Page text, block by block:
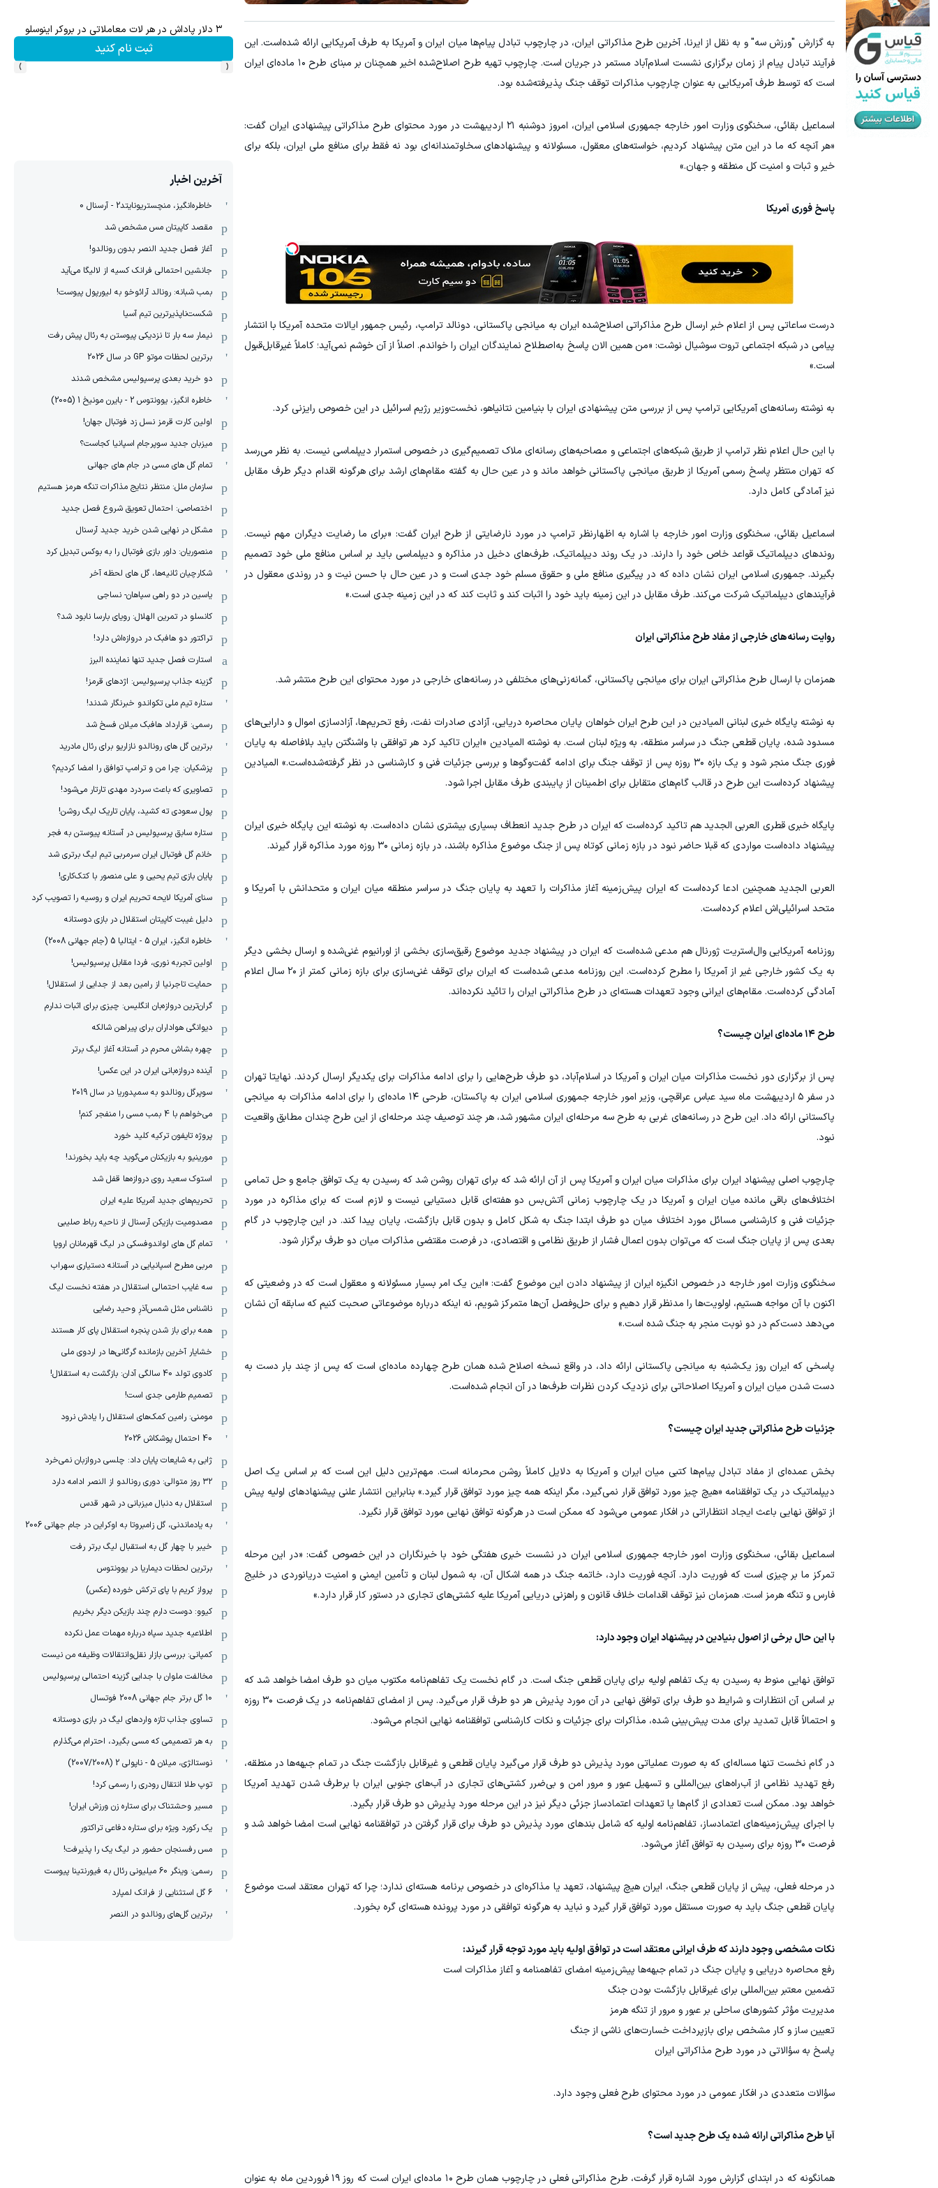
به گزارش "ورزش سه" و به نقل از ایرنا، آخرین طرح مذاکراتی ایران، در چارچوب تبادل پیام‌ها میان ایران و آمریکا به طرف آمریکایی ارائه شده‌است. این
فرآیند تبادل پیام از زمان برگزاری نشست اسلام‌آباد مستمر در جریان است. چارچوب تهیه طرح اصلاح‌شده اخیر همچنان بر مبنای طرح ۱۰ ماده‌ای ایران
است که توسط طرف آمریکایی به عنوان چارچوب مذاکرات توقف جنگ پذیرفته‌شده بود.
اسماعیل بقائی، سخنگوی وزارت امور خارجه جمهوری اسلامی ایران، امروز دوشنبه ۲۱ اردیبهشت در مورد محتوای طرح مذاکراتی پیشنهادی ایران گفت:
«هر آنچه که ما در این متن پیشنهاد کردیم، خواسته‌های معقول، مسئولانه و پیشنهادهای سخاوتمندانه‌ای بود نه فقط برای منافع ملی ایران، بلکه برای
خیر و ثبات و امنیت کل منطقه و جهان.»
پاسخ فوری آمریکا
درست ساعاتی پس از اعلام خبر ارسال طرح مذاکراتی اصلاح‌شده ایران به میانجی پاکستانی، دونالد ترامپ، رئیس جمهور ایالات متحده آمریکا با انتشار
پیامی در شبکه اجتماعی تروت سوشیال نوشت: «من همین الان پاسخ به‌اصطلاح نمایندگان ایران را خواندم. اصلاً از آن خوشم نمی‌آید؛ کاملاً غیرقابل‌قبول
است.»
به نوشته رسانه‌های آمریکایی ترامپ پس از بررسی متن پیشنهادی ایران با بنیامین نتانیاهو، نخست‌وزیر رژیم اسرائیل در این خصوص رایزنی کرد.
با این حال اعلام نظر ترامپ از طریق شبکه‌های اجتماعی و مصاحبه‌های رسانه‌ای ملاک تصمیم‌گیری در خصوص استمرار دیپلماسی نیست. به نظر می‌رسد
که تهران منتظر پاسخ رسمی آمریکا از طریق میانجی پاکستانی خواهد ماند و در عین حال به گفته مقام‌های ارشد برای هرگونه اقدام دیگر طرف مقابل
نیز آمادگی کامل دارد.
اسماعیل بقائی، سخنگوی وزارت امور خارجه با اشاره به اظهارنظر ترامپ در مورد نارضایتی از طرح ایران گفت: «برای ما رضایت دیگران مهم نیست.
روندهای دیپلماتیک قواعد خاص خود را دارند. در یک روند دیپلماتیک، طرف‌های دخیل در مذاکره و دیپلماسی باید بر اساس منافع ملی خود تصمیم
بگیرند. جمهوری اسلامی ایران نشان داده که در پیگیری منافع ملی و حقوق مسلم خود جدی است و در عین حال با حسن نیت و در روندی معقول در
فرآیندهای دیپلماتیک شرکت می‌کند. طرف مقابل در این زمینه باید خود را اثبات کند و ثابت کند که در این زمینه جدی است.»
روایت رسانه‌های خارجی از مفاد طرح مذاکراتی ایران
همزمان با ارسال طرح مذاکراتی ایران برای میانجی پاکستانی، گمانه‌زنی‌های مختلفی در رسانه‌های خارجی در مورد محتوای این طرح منتشر شد.
به نوشته پایگاه خبری لبنانی المیادین در این طرح ایران خواهان پایان محاصره دریایی، آزادی صادرات نفت، رفع تحریم‌ها، آزادسازی اموال و دارایی‌های
مسدود شده، پایان قطعی جنگ در سراسر منطقه، به ویژه لبنان است. به نوشته المیادین «ایران تاکید کرد هر توافقی با واشنگتن باید بلافاصله به پایان
فوری جنگ منجر شود و یک بازه ۳۰ روزه پس از توقف جنگ برای ادامه گفت‌وگوها و بررسی جزئیات فنی و کارشناسی در نظر گرفته‌شده‌است.» المیادین
پیشنهاد کرده‌است این طرح در قالب گام‌های متقابل برای اطمینان از پایبندی طرف مقابل اجرا شود.
پایگاه خبری قطری العربی الجدید هم تاکید کرده‌است که ایران در طرح جدید انعطاف بسیاری بیشتری نشان داده‌است. به نوشته این پایگاه خبری ایران
پیشنهاد داده‌است مواردی که قبلا حاضر نبود در بازه زمانی کوتاه پس از جنگ موضوع مذاکره باشند، در بازه زمانی ۳۰ روزه مورد مذاکره قرار گیرند.
العربی الجدید همچنین ادعا کرده‌است که ایران پیش‌زمینه آغاز مذاکرات را تعهد به پایان جنگ در سراسر منطقه میان ایران و متحدانش با آمریکا و
متحد اسرائیلی‌اش اعلام کرده‌است.
روزنامه آمریکایی وال‌استریت ژورنال هم مدعی شده‌است که ایران در پیشنهاد جدید موضوع رقیق‌سازی بخشی از اورانیوم غنی‌شده و ارسال بخشی دیگر
به یک کشور خارجی غیر از آمریکا را مطرح کرده‌است. این روزنامه مدعی شده‌است که ایران برای توقف غنی‌سازی برای بازه زمانی کمتر از ۲۰ سال اعلام
آمادگی کرده‌است. مقام‌های ایرانی وجود تعهدات هسته‌ای در طرح مذاکراتی ایران را تائید نکرده‌اند.
طرح ۱۴ ماده‌ای ایران چیست؟
پس از برگزاری دور نخست مذاکرات میان ایران و آمریکا در اسلام‌آباد، دو طرف طرح‌هایی را برای ادامه مذاکرات برای یکدیگر ارسال کردند. نهایتا تهران
در سفر ۵ اردیبهشت ماه سید عباس عراقچی، وزیر امور خارجه جمهوری اسلامی ایران به پاکستان، طرحی ۱۴ ماده‌ای را برای ادامه مذاکرات به میانجی
پاکستانی ارائه داد. این طرح در رسانه‌های غربی به طرح سه مرحله‌ای ایران مشهور شد، هر چند توصیف چند مرحله‌ای از این طرح چندان مطابق واقعیت
نبود.
چارچوب اصلی پیشنهاد ایران برای مذاکرات میان ایران و آمریکا پس از آن ارائه شد که برای تهران روشن شد که رسیدن به یک توافق جامع و حل تمامی
اختلاف‌های باقی مانده میان ایران و آمریکا در یک چارچوب زمانی آتش‌بس دو هفته‌ای قابل دستیابی نیست و لازم است که برای مذاکره در مورد
جزئیات فنی و کارشناسی مسائل مورد اختلاف میان دو طرف ابتدا جنگ به شکل کامل و بدون قابل بازگشت، پایان پیدا کند. در این چارچوب در گام
بعدی پس از پایان جنگ است که می‌توان بدون اعمال فشار از طریق نظامی و اقتصادی، در فرصت مقتضی مذاکرات میان دو طرف برگزار شود.
سخنگوی وزارت امور خارجه در خصوص انگیزه ایران از پیشنهاد دادن این موضوع گفت: «این یک امر بسیار مسئولانه و معقول است که در وضعیتی که
اکنون با آن مواجه هستیم، اولویت‌ها را مدنظر قرار دهیم و برای حل‌وفصل آن‌ها متمرکز شویم، نه اینکه درباره موضوعاتی صحبت کنیم که سابقه آن نشان
می‌دهد دست‌کم در دو نوبت منجر به جنگ شده است.»
پاسخی که ایران روز یک‌شنبه به میانجی پاکستانی ارائه داد، در واقع نسخه اصلاح شده همان طرح چهارده ماده‌ای است که پس از چند بار دست به
دست شدن میان ایران و آمریکا اصلاحاتی برای نزدیک کردن نظرات طرف‌ها در آن انجام شده‌است.
جزئیات طرح مذاکراتی جدید ایران چیست؟
بخش عمده‌ای از مفاد تبادل پیام‌ها کتبی میان ایران و آمریکا به دلایل کاملاً روشن محرمانه است. مهم‌ترین دلیل این است که بر اساس یک اصل
دیپلماتیک در یک توافقنامه «هیچ چیز مورد توافق قرار نمی‌گیرد، مگر اینکه همه چیز مورد توافق قرار گیرد.» بنابراین انتشار علنی پیشنهادهای اولیه پیش
از توافق نهایی باعث ایجاد انتظاراتی در افکار عمومی می‌شود که ممکن است در هرگونه توافق نهایی مورد توافق قرار نگیرد.
اسماعیل بقائی، سخنگوی وزارت امور خارجه جمهوری اسلامی ایران در نشست خبری هفتگی خود با خبرنگاران در این خصوص گفت: «در این مرحله
تمرکز ما بر چیزی است که فوریت دارد. آنچه فوریت دارد، خاتمه جنگ در همه اشکال آن، به شمول لبنان و تأمین ایمنی و امنیت دریانوردی در خلیج
فارس و تنگه هرمز است. همزمان نیز توقف اقدامات خلاف قانون و راهزنی دریایی آمریکا علیه کشتی‌های تجاری در دستور کار قرار دارد.»
با این حال برخی از اصول بنیادین در پیشنهاد ایران وجود دارد:
توافق نهایی منوط به رسیدن به یک تفاهم اولیه برای پایان قطعی جنگ است. در گام نخست یک تفاهم‌نامه مکتوب میان دو طرف امضا خواهد شد که
بر اساس آن انتظارات و شرایط دو طرف برای توافق نهایی در آن مورد پذیرش هر دو طرف قرار می‌گیرد. پس از امضای تفاهم‌نامه در یک فرصت ۳۰ روزه
و احتمالاً قابل تمدید برای مدت پیش‌بینی شده، مذاکرات برای جزئیات و نکات کارشناسی توافقنامه نهایی انجام می‌شود.
در گام نخست تنها مساله‌ای که به صورت عملیاتی مورد پذیرش دو طرف قرار می‌گیرد پایان قطعی و غیرقابل بازگشت جنگ در تمام جبهه‌ها در منطقه،
رفع تهدید نظامی از آب‌راه‌های بین‌المللی و تسهیل عبور و مرور امن و بی‌ضرر کشتی‌های تجاری در آب‌های جنوبی ایران با برطرف شدن تهدید آمریکا
خواهد بود. ممکن است تعدادی از گام‌ها یا تعهدات اعتمادساز جزئی دیگر نیز در این مرحله مورد پذیرش دو طرف قرار بگیرد.
با اجرای پیش‌زمینه‌های اعتمادساز، تفاهم‌نامه اولیه که شامل بندهای مورد پذیرش دو طرف برای قرار گرفتن در توافقنامه نهایی است امضا خواهد شد و
فرصت ۳۰ روزه برای رسیدن به توافق آغاز می‌شود.
در مرحله فعلی، پیش از پایان قطعی جنگ، ایران هیچ پیشنهاد، تعهد یا مذاکره‌ای در خصوص برنامه هسته‌ای ندارد؛ چرا که تهران معتقد است موضوع
پایان قطعی جنگ باید به صورت مستقل مورد توافق قرار گیرد و نباید به هرگونه توافقی در مورد پرونده هسته‌ای گره بخورد.
نکات مشخصی وجود دارند که طرف ایرانی معتقد است در توافق اولیه باید مورد توجه قرار گیرند:
رفع محاصره دریایی و پایان جنگ در تمام جبهه‌ها پیش‌زمینه امضای تفاهمنامه و آغاز مذاکرات است
تضمین معتبر بین‌المللی برای غیرقابل بازگشت بودن جنگ
مدیریت مؤثر کشورهای ساحلی بر عبور و مرور از تنگه هرمز
تعیین ساز و کار مشخص برای بازپرداخت خسارت‌های ناشی از جنگ
پاسخ به سؤالاتی در مورد طرح مذاکراتی ایران
سؤالات متعددی در افکار عمومی در مورد محتوای طرح فعلی وجود دارد.
آیا طرح مذاکراتی ارائه شده یک طرح جدید است؟
همانگونه که در ابتدای گزارش مورد اشاره قرار گرفت، طرح مذاکراتی فعلی در چارچوب همان طرح ۱۰ ماده‌ای ایران است که روز ۱۹ فروردین ماه به عنوان
۳ دلار پاداش در هر لات معاملاتی در بروکر اینوسلو
ثبت نام کنید
‹
›
آخرین اخبار
خاطره‌انگیز، منچستریونایتد2 - آرسنال 0
مقصد کاپیتان مس مشخص شد
آغاز فصل جدید النصر بدون رونالدو!
جانشین احتمالی فرانک کسیه از لالیگا می‌آید
بمب شبانه: رونالد آرائوخو به لیورپول پیوست!
شکست‌ناپذیرترین تیم آسیا
نیمار سه بار تا نزدیکی پیوستن به رئال پیش رفت
برترین لحظات موتو GP در سال 2026
دو خرید بعدی پرسپولیس مشخص شدند
خاطره انگیز، یوونتوس 2 - بایرن مونیخ 1 (2005)
اولین کارت قرمز نسل زد فوتبال جهان!
میزبان جدید سوپرجام اسپانیا کجاست؟
تمام گل های مسی در جام های جهانی
سازمان ملل: منتظر نتایج مذاکرات تنگه هرمز هستیم
اختصاصی: احتمال تعویق شروع فصل جدید
مشکل در نهایی شدن خرید جدید آرسنال
منصوریان: داور بازی فوتبال را به بوکس تبدیل کرد
شکارچیان ثانیه‌ها، گل های لحظه آخر
یاسین در دو راهی سپاهان- نساجی
کانسلو در تمرین الهلال: رویای بارسا نابود شد؟
تراکتور دو هافبک در دروازه‌اش دارد!
استارت فصل جدید تنها نماینده البرز
گزینه جذاب پرسپولیس: اژدهای قرمز!
ستاره تیم ملی تکواندو خبرنگار شدند!
رسمی: قرارداد هافبک میلان فسخ شد
برترین گل های رونالدو نازاریو برای رئال مادرید
پزشکیان: چرا من و ترامپ توافق را امضا کردیم؟
تصاویری که باعث سردرد مهدی تارتار می‌شود!
پول سعودی ته کشید، پایان تاریک لیگ روشن!
ستاره سابق پرسپولیس در آستانه پیوستن به فجر
خانم گل فوتبال ایران سرمربی تیم لیگ برتری شد
پایان بازی تیم یحیی و علی منصور با کتک‌کاری!
سنای آمریکا لایحه تحریم ایران و روسیه را تصویب کرد
دلیل غیبت کاپیتان استقلال در بازی دوستانه
خاطره انگیز، ایران 5 - ایتالیا 5 (جام جهانی 2008)
اولین تجربه نوری، فردا مقابل پرسپولیس!
حمایت تاجرنیا از رامین بعد از جدایی از استقلال!
گران‌ترین دروازه‌بان انگلیس: چیزی برای اثبات ندارم
دیوانگی هواداران برای پیراهن شالکه
چهره بشاش محرم در آستانه آغاز لیگ برتر
آینده دروازه‌بانی ایران در این عکس!
سوپرگل رونالدو به سمپدوریا در سال 2019
می‌خواهم با 4 بمب مسی را منفجر کنم!
پروژه تایفون ترکیه کلید خورد
مورینیو به بازیکنان می‌گوید چه باید بخورند!
استوک سعید روی دروازه‌ها قفل شد
تحریم‌های جدید آمریکا علیه ایران
مصدومیت بازیکن آرسنال از ناحیه رباط صلیبی
تمام گل های لواندوفسکی در لیگ قهرمانان اروپا
مربی مطرح اسپانیایی در آستانه دستیاری سهراب
سه غایب احتمالی استقلال در هفته نخست لیگ
ناشناس مثل شمس‌آذرِ وحید رضایی
همه برای باز شدن پنجره استقلال پای کار هستند
خشایار آخرین بازمانده گرگانی‌ها در اردوی ملی
کادوی تولد 40 سالگی آدان: بازگشت به استقلال!
تصمیم طارمی جدی است!
مومنی: رامین کمک‌های استقلال را یادش نرود
40 احتمال پوشکاش 2026
ژابی به شایعات پایان داد: چلسی دروازبان نمی‌خرد
۳۲ روز متوالی: دوری رونالدو از النصر ادامه دارد
استقلال به دنبال میزبانی در شهر قدس
به یادماندنی، گل زامبروتا به اوکراین در جام جهانی 2006
خیبر با چهار گل به استقبال لیگ برتر رفت
برترین لحظات دیماریا در یوونتوس
پرواز کریم با پای ترکش خورده (عکس)
کیوو: دوست دارم چند بازیکن دیگر بخریم
اطلاعیه جدید سپاه درباره مهمات عمل نکرده
کمپانی: بررسی بازار نقل‌وانتقالات وظیفه من نیست
مخالفت ملوان با جدایی گزینه احتمالی پرسپولیس
10 گل برتر جام جهانی 2008 فوتسال
تساوی جذاب تازه واردهای لیگ در بازی دوستانه
به هر تصمیمی که مسی بگیرد، احترام می‌گذارم
نوستالژی، میلان 5 - ناپولی 2 (2007/2008)
توپ طلا انتقال رودری را رسمی کرد!
مسیر وحشتناک برای ستاره زن ورزش ایران!
یک رکورد ویژه برای ستاره دفاعی تراکتور
مس رفسنجان حضور در لیگ یک را پذیرفت!
رسمی: وینگر 60 میلیونی رئال به فیورنتینا پیوست
6 گل استثنایی از فرانک لمپارد
برترین گل‌های رونالدو در النصر